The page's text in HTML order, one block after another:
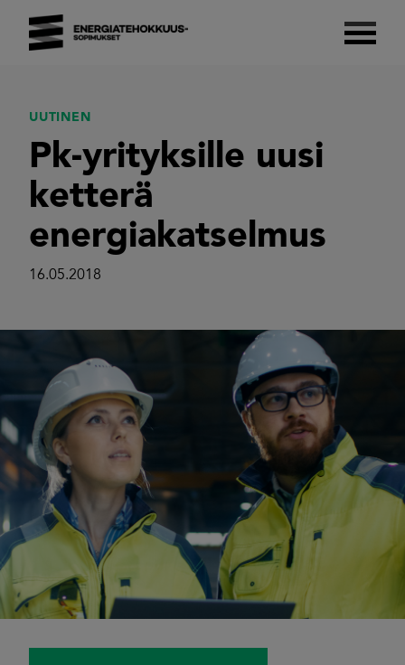
content
UUTINEN
Pk-yrityksille uusi
ketterä
energiakatselmus
16.05.2018